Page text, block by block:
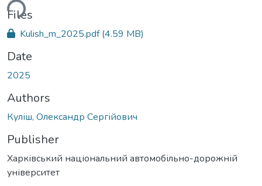
Files
Kulish_m_2025.pdf(4.59 MB)
Date
2025
Authors
Куліш, Олександр Сергійович
Publisher
Харківський національний автомобільно-дорожній
університет